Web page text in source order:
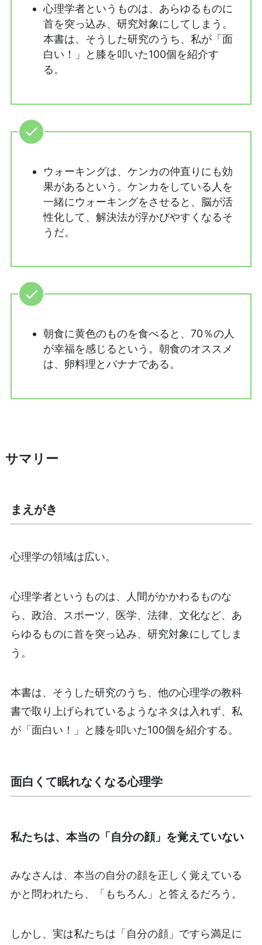
心理学者というものは、あらゆるものに
首を突っ込み、研究対象にしてしまう。
本書は、そうした研究のうち、私が「面
白い！」と膝を叩いた100個を紹介す
る。
ウォーキングは、ケンカの仲直りにも効
果があるという。ケンカをしている人を
一緒にウォーキングをさせると、脳が活
性化して、解決法が浮かびやすくなるそ
うだ。
朝食に黄色のものを食べると、70％の人
が幸福を感じるという。朝食のオススメ
は、卵料理とバナナである。
サマリー
まえがき
心理学の領域は広い。
心理学者というものは、人間がかかわるものな
ら、政治、スポーツ、医学、法律、文化など、あ
らゆるものに首を突っ込み、研究対象にしてしま
う。
本書は、そうした研究のうち、他の心理学の教科
書で取り上げられているようなネタは入れず、私
が「面白い！」と膝を叩いた100個を紹介する。
面白くて眠れなくなる心理学
私たちは、本当の「自分の顔」を覚えていない
みなさんは、本当の自分の顔を正しく覚えている
かと問われたら、「もちろん」と答えるだろう。
しかし、実は私たちは「自分の顔」ですら満足に